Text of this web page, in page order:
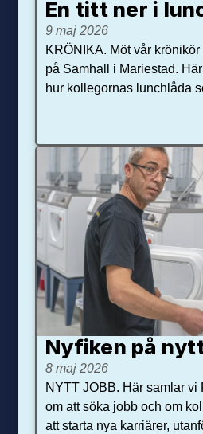
En titt ner i
9 maj 2026
KRÖNIKA. Möt vår
på Samhall i Mariestad.
hur kollegornas lunchlåda
Nyfiken på
8 maj 2026
NYTT JOBB. Här samlar vi
om att söka jobb och om
att starta nya karriärer,